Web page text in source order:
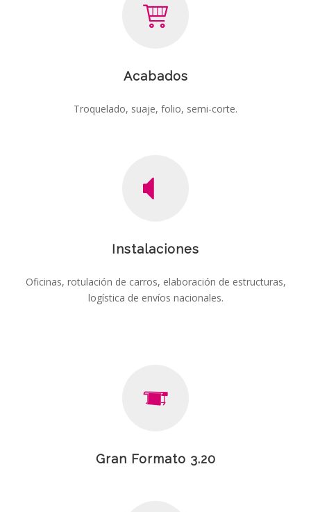
Acabados
Troquelado, suaje, folio, semi-corte.
Instalaciones
Oficinas, rotulación de carros, elaboración de estructuras,
logística de envíos nacionales.
Gran Formato 3.20